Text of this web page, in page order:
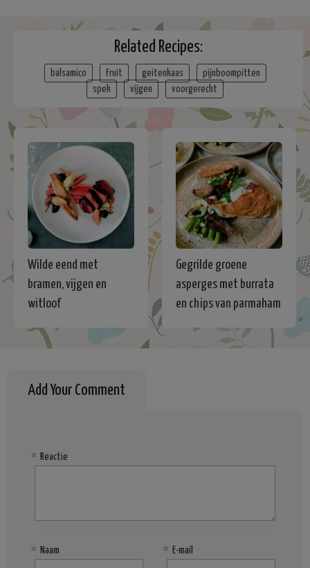
Related Recipes:
balsamico Fruit geitenkaas
pijnboompitten
spek
vijgen voorgerecht
Wilde eend met
bramen, vijgen en
witloof
Gegrilde groene
asperges met burrata
en chips van parmaham
Add Your Comment
Reactie
*
Naam
* E-mail
*